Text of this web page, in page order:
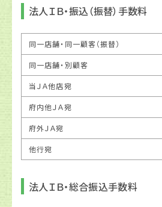
法人ＩＢ・振込（振替）手数料
同一店舗・同一顧客（振替）
同一店舗・別顧客
当ＪＡ他店宛
府内他ＪＡ宛
府外ＪＡ宛
他行宛
法人ＩＢ・総合振込手数料